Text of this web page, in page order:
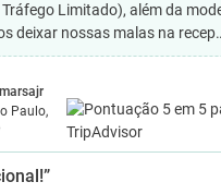
Tráfego Limitado), além da
deixar nossas malas na
Paulo,